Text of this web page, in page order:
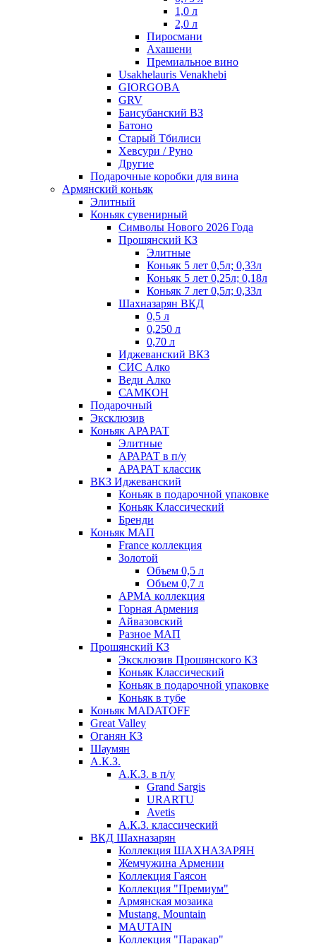
1,0 л
2,0 л
Пиросмани
Ахашени
Премиальное вино
Usakhelauris Venakhebi
GIORGOBA
GRV
Баисубанский ВЗ
Батоно
Старый Тбилиси
Хевсури / Руно
Другие
Подарочные коробки для вина
Армянский коньяк
Элитный
Коньяк сувенирный
Символы Нового 2026 Года
Прошянский КЗ
Элитные
Коньяк 5 лет 0,5л; 0,33л
Коньяк 5 лет 0,25л; 0,18л
Коньяк 7 лет 0,5л; 0,33л
Шахназарян ВКД
0,5 л
0,250 л
0,70 л
Иджеванский ВКЗ
СИС Алко
Веди Алко
САМКОН
Подарочный
Эксклюзив
Коньяк АРАРАТ
Элитные
АРАРАТ в п/у
АРАРАТ классик
ВКЗ Иджеванский
Коньяк в подарочной упаковке
Коньяк Классический
Бренди
Коньяк МАП
France коллекция
Золотой
Объем 0,5 л
Объем 0,7 л
АРМА коллекция
Горная Армения
Айвазовский
Разное МАП
Прошянский КЗ
Эксклюзив Прошянского КЗ
Коньяк Классический
Коньяк в подарочной упаковке
Коньяк в тубе
Коньяк MADATOFF
Great Valley
Оганян КЗ
Шаумян
А.К.З.
А.К.З. в п/у
Grand Sargis
URARTU
Avetis
А.К.З. классический
ВКД Шахназарян
Коллекция ШАХНАЗАРЯН
Жемчужина Армении
Коллекция Гаясон
Коллекция "Премиум"
Армянская мозаика
Mustang. Mountain
MAUTAIN
Коллекция "Паракар"